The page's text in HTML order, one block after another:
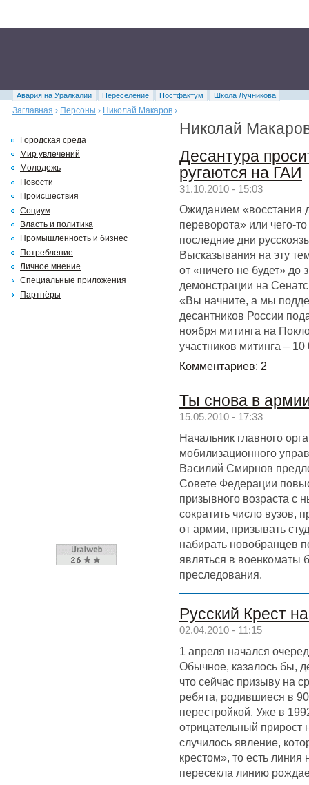
Авария на Уралкалии Переселение Постфактум
Школа Лучникова
Заглавная › Персоны › Николай Макаров ›
Николай
Десантура
ругаются на ГАИ
31.10.2010 - 15:03
Ожиданием «восстания
переворота» или чего-
последние дни
Высказывания на эту
от «ничего не будет» до
демонстрации на
«Вы начните, а мы
десантников России
ноября митинга на
участников митинга – 10
Комментариев: 2
Ты снова в
15.05.2010 - 17:33
Начальник главного
мобилизационного
Василий Смирнов
Совете Федерации
призывного возраста с
сократить число вузов,
от армии, призывать
набирать новобранцев
являться в военкоматы
преследования.
Русский Крест
02.04.2010 - 11:15
1 апреля начался
Обычное, казалось бы,
что сейчас призыву на
ребята, родившиеся в
перестройкой. Уже в
отрицательный прирост
случилось явление,
крестом», то есть
пересекла линию
Городская среда
Мир увлечений
Молодежь
Новости
Происшествия
Социум
Власть и политика
Промышленность и бизнес
Потребление
Личное мнение
Специальные приложения
Партнёры